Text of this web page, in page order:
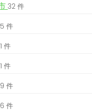
32 件
5 件
1 件
1 件
9 件
6 件